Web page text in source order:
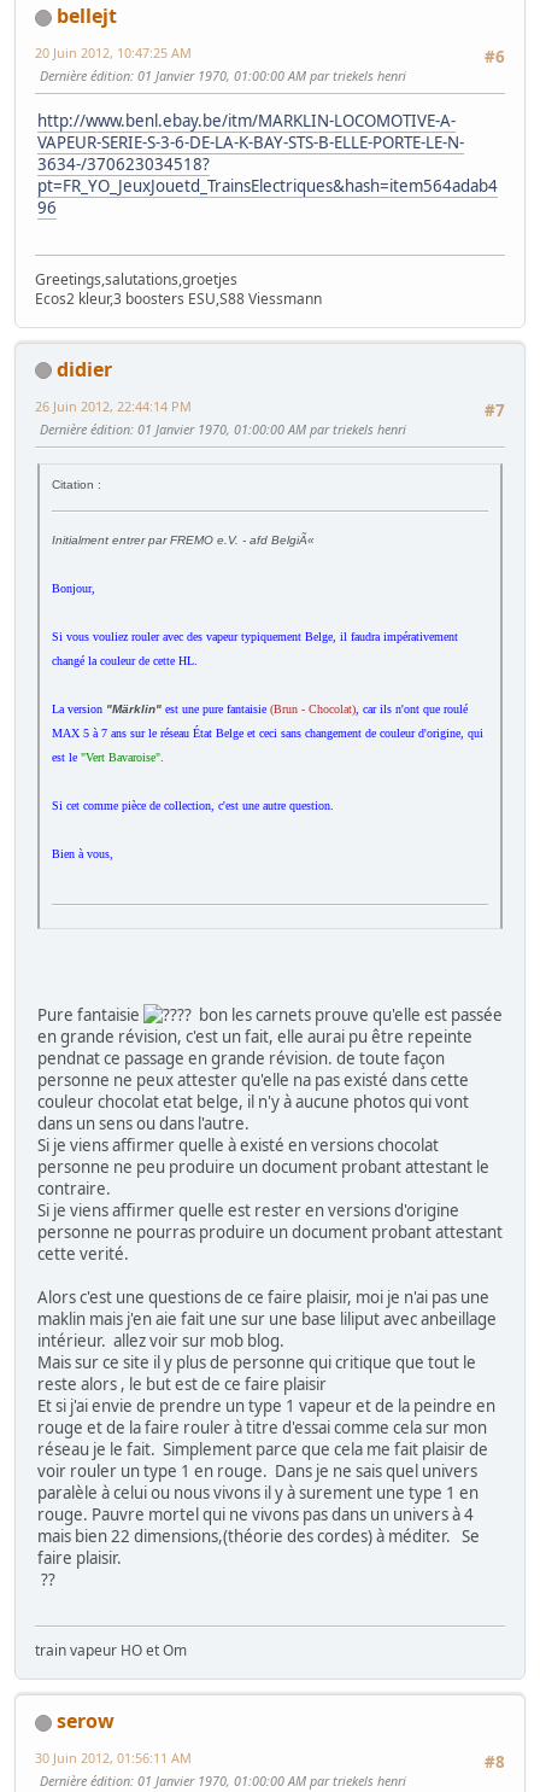
bellejt
#6
20 Juin 2012, 10:47:25 AM
Dernière édition: 01 Janvier 1970, 01:00:00 AM par triekels henri
http://www.benl.ebay.be/itm/MARKLIN-LOCOMOTIVE-A-
VAPEUR-SERIE-S-3-6-DE-LA-K-BAY-STS-B-ELLE-PORTE-LE-N-
3634-/370623034518?
pt=FR_YO_JeuxJouetd_TrainsElectriques&hash=item564adab4
96
Greetings,salutations,groetjes
Ecos2 kleur,3 boosters ESU,S88 Viessmann
didier
#7
26 Juin 2012, 22:44:14 PM
Dernière édition: 01 Janvier 1970, 01:00:00 AM par triekels henri
Citation :
Initialment entrer par FREMO e.V. - afd BelgiÃ«
Bonjour,
Si vous vouliez rouler avec des vapeur typiquement Belge, il faudra impérativement
changé la couleur de cette HL.
La version "Märklin" est une pure fantaisie (Brun - Chocolat) , car ils n'ont que roulé
MAX 5 à 7 ans sur le réseau État Belge et ceci sans changement de couleur d'origine, qui
est le "Vert Bavaroise"
Si cet comme pièce de collection, c'est une autre question.
Bien à vous,
Pure fantaisie
? bon les carnets prouve qu'elle est passée
en grande révision, c'est un fait, elle aurai pu être repeinte
pendnat ce passage en grande révision. de toute façon
personne ne peux attester qu'elle na pas existé dans cette
couleur chocolat etat belge, il n'y à aucune photos qui vont
dans un sens ou dans l'autre.
Si je viens affirmer quelle à existé en versions chocolat
personne ne peu produire un document probant attestant le
contraire.
Si je viens affirmer quelle est rester en versions d'origine
personne ne pourras produire un document probant attestant
cette verité.
Alors c'est une questions de ce faire plaisir, moi je n'ai pas une
maklin mais j'en aie fait une sur une base liliput avec anbeillage
intérieur. allez voir sur mob blog.
Mais sur ce site il y plus de personne qui critique que tout le
reste alors , le but est de ce faire plaisir
Et si j'ai envie de prendre un type 1 vapeur et de la peindre en
rouge et de la faire rouler à titre d'essai comme cela sur mon
réseau je le fait. Simplement parce que cela me fait plaisir de
voir rouler un type 1 en rouge. Dans je ne sais quel univers
paralèle à celui ou nous vivons il y à surement une type 1 en
rouge. Pauvre mortel qui ne vivons pas dans un univers à 4
mais bien 22 dimensions,(théorie des cordes) à méditer. Se
faire plaisir.
??
train vapeur HO et Om
serow
#8
30 Juin 2012, 01:56:11 AM
Dernière édition: 01 Janvier 1970, 01:00:00 AM par triekels henri